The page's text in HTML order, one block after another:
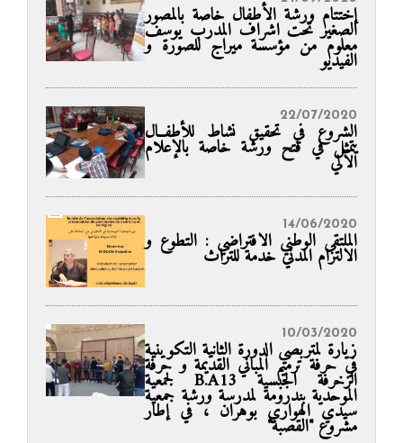
إختتام ورشة الأطفال خاصة بالمصور
الصغير تحت اشراف المدرب يوسف
معلوم من مؤسسة ميراج للصورة و
الفيديو
22/07/2020
الشروع في تحقيق نشاط للأطفــال
يتمثل في فتح ورشة خاصة بالإعلام
الآلي
14/06/2020
الملتقى الوطني الافتراضي : التطوع و
الالتزام المدني خدمة للتراث
10/03/2020
زيارة لمتربصي الدورة الثانية التكوينية
في حرفة ترميم المباني القديمة و حرفة
الزخرفة الجبسية B.A13 لجمعية
الموحدية بندرومة لمدرسة ورشة جمعية
سيدي الهواري بوهران ، في إطار
مشروع "القصبة"